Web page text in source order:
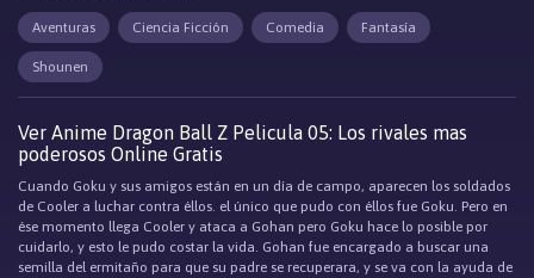
Aventuras Ciencia Ficción Comedia Fantasía
Shounen
Ver Anime Dragon Ball Z Pelicula 05: Los rivales mas
poderosos Online Gratis
Cuando Goku y sus amigos están en un día de campo, aparecen los soldados
de Cooler a luchar contra éllos. el único que pudo con éllos fue Goku. Pero en
ése momento llega Cooler y ataca a Gohan pero Goku hace lo posible por
cuidarlo, y esto le pudo costar la vida. Gohan fue encargado a buscar una
semilla del ermitaño para que su padre se recuperara, y se va con la ayuda de